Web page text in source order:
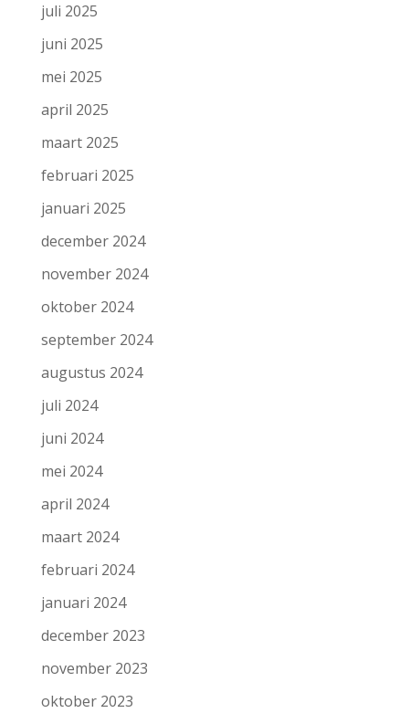
juli 2025
juni 2025
mei 2025
april 2025
maart 2025
februari 2025
januari 2025
december 2024
november 2024
oktober 2024
september 2024
augustus 2024
juli 2024
juni 2024
mei 2024
april 2024
maart 2024
februari 2024
januari 2024
december 2023
november 2023
oktober 2023